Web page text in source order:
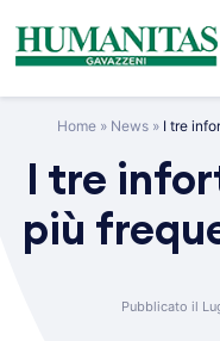
content
Home » News » I tre
I tre
più
Pubblicato il